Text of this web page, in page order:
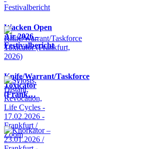
Wacken Open
Air 2026 -
Festivalbericht
Knife/Warrant/Taskforce
Toxicator
(Frank…